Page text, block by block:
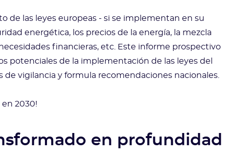
de las leyes europeas - si se implementan en su
energética, los precios de la energía, la mezcla
financieras, etc. Este informe prospectivo
potenciales de la implementación de las leyes del
vigilancia y formula recomendaciones nacionales.
2030!
en profundidad